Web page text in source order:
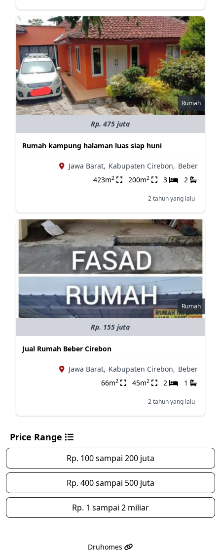
Rumah
Rp. 475 juta
Rumah kampung halaman luas siap huni
Jawa Barat, Kabupaten Cirebon, Beber
423m2 200m2 3 2
2 tahun yang lalu
Rumah
Rp. 155 juta
Jual Rumah Beber Cirebon
Jawa Barat, Kabupaten Cirebon, Beber
66m2 45m2 2 1
2 tahun yang lalu
Price Range
Rp. 100 sampai 200 juta
Rp. 400 sampai 500 juta
Rp. 1 sampai 2 miliar
Druhomes